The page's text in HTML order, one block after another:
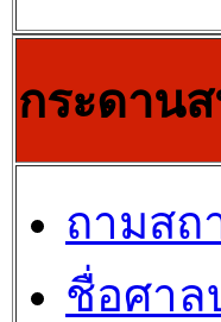
กระดาน
ถามสถ
ชื่อศาล